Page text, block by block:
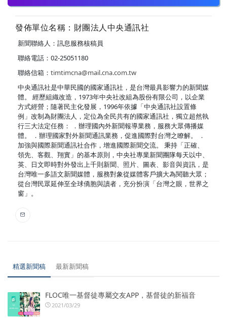
發佈單位名稱：財團法人中央通訊社
新聞聯絡人：訊息服務核稿員
聯絡電話：02-25051180
聯絡信箱： timtimcna@mail.cna.com.tw
中央通訊社是中華民國的國家通訊社，是台灣最具影響力的新聞媒
體。 經歷組織改造，1973年中央社改組為股份有限公司，以企業
方式經營；隨著民主化發展，1996年依據「中央通訊社設置條
例」改制為財團法人，定位為全民共有的國家通訊社，獨立超然執
行三大法定任務： ．辦理國內外新聞報導業務，服務大眾傳播媒
體。 ．辦理國家對外新聞通訊業務，促進國際對台灣之瞭解。 ．
加強與國際新聞通訊社合作，增進國際新聞交流。 秉持「正確、
領先、客觀、翔實」的基本原則，中央社專業新聞團隊每天以中、
英、日文即時對外發出上千則新聞、照片、圖表、影音與資訊，是
台灣唯一多語文新聞媒體，服務對象從媒體客戶擴大為閱聽大眾；
從台灣民眾延伸至全球僑胞與讀者，充分扮演「台灣之眼，世界之
窗」。
精選新聞稿 最新新聞稿
FLOC唯一基督徒專屬交友APP，基督徒的新福音
2021/03/29